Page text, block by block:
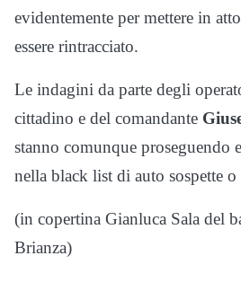
evidentemente per mettere in
essere rintracciato.
Le indagini da parte degli
cittadino e del comandante
stanno comunque proseguendo
nella black list di auto sospette o
(in copertina Gianluca Sala del
Brianza)